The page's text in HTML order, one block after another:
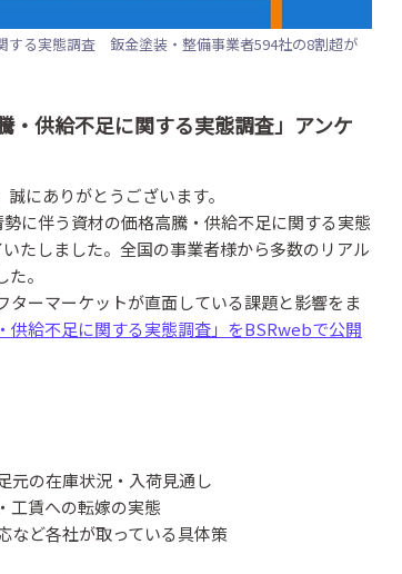
する実態調査 鈑金塗装・整備事業者594社の8割超が
・供給不足に関する実態調査」アンケ
にありがとうございます。
に伴う資材の価格高騰・供給不足に関する実態
たしました。全国の事業者様から多数のリアル
。
ーマーケットが直面している課題と影響をま
供給不足に関する実態調査」をBSRwebで公開
元の在庫状況・入荷見通し
工賃への転嫁の実態
など各社が取っている具体策